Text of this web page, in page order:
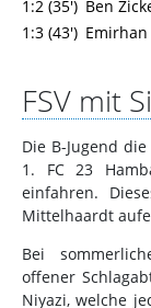
1:2 (35') Ben
1:3 (43')
FSV mit
Die B-Jugend
1. FC 23
einfahren.
Mittelhaardt
Bei
offener
Niyazi, welche